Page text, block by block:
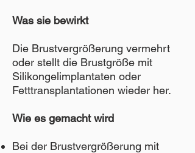
Was sie bewirkt
Die Brustvergrößerung vermehrt
oder stellt die Brustgröße mit
Silikongelimplantaten oder
Fetttransplantationen wieder her.
Wie es gemacht wird
Bei der Brustvergrößerung mit